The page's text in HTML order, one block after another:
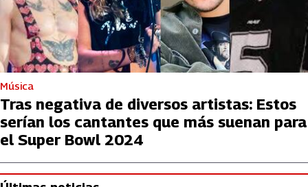
Música
Tras negativa de diversos artistas: Estos
serían los cantantes que más suenan para
el Super Bowl 2024